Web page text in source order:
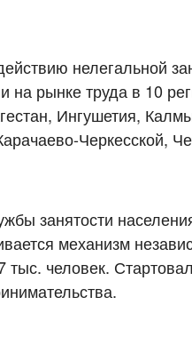
нелегальной
на рынке труда в 10
Ингушетия,
Черкесской,
занятости
механизм
человек.